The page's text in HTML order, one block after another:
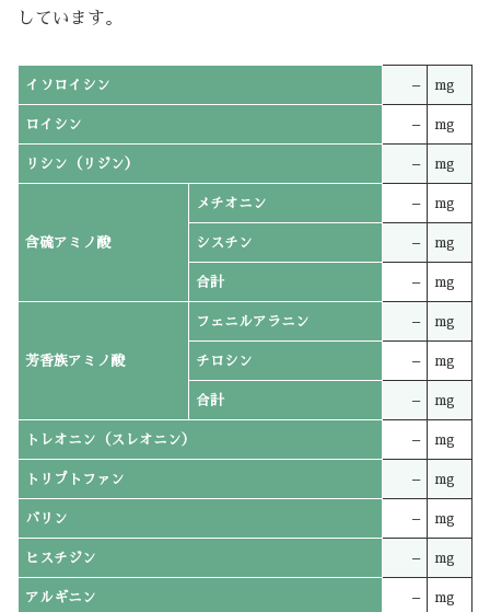
しています。
イソロイシン – mg
ロイシン – mg
リシン（リジン） – mg
含硫アミノ酸
メチオニン – mg
シスチン – mg
合計 – mg
芳香族アミノ酸
フェニルアラニン – mg
チロシン – mg
合計 – mg
トレオニン（スレオニン） – mg
トリプトファン – mg
バリン – mg
ヒスチジン – mg
アルギニン – mg